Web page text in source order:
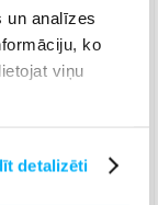
un analīzes
ko
viņu
detalizēti